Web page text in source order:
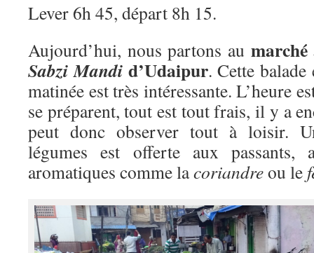
Lever 6h 45, départ 8h 15.
Aujourd’hui, nous partons au
Sabzi Mandid’Udaipur. Cette
matinée est très intéressante. L’heure
se préparent, tout est tout frais, il y a
peut donc observer tout à loisir.
légumes est offerte aux passants,
aromatiques comme lacoriandreou le